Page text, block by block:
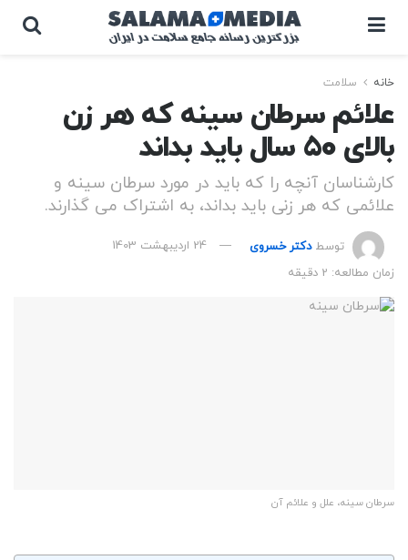
خانه سلامت
علائم سرطان سینه که هر زن
بالای 50 سال باید بداند
کارشناسان آنچه را که باید در مورد سرطان سینه و
علائمی که هر زنی باید بداند، به اشتراک می گذارند.
توسط دکتر خسروی
24 اردیبهشت 1403
زمان مطالعه: 2 دقیقه
سرطان سینه، علل و علائم آن